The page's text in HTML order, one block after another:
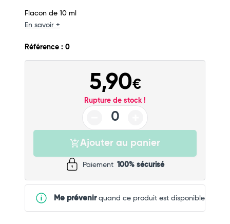
Flacon de 10 ml
En savoir +
Référence : 0
5,90€
Rupture de stock !
Ajouter au panier
Paiement 100% sécurisé
Me prévenirquand ce produit est disponible